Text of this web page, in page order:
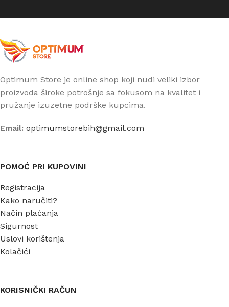
Optimum Store je online shop koji nudi veliki izbor
proizvoda široke potrošnje sa fokusom na kvalitet i
pružanje izuzetne podrške kupcima.
Email: optimumstorebih@gmail.com
POMOĆ PRI KUPOVINI
Registracija
Kako naručiti?
Način plaćanja
Sigurnost
Uslovi korištenja
Kolačići
KORISNIČKI RAČUN